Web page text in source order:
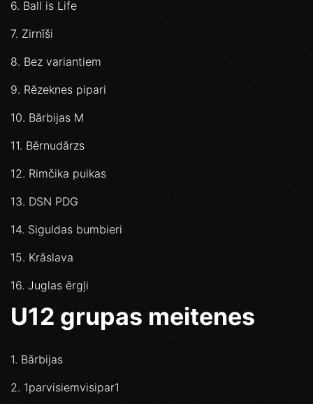
6. Ball is Life
7. Zirnīši
8. Bez variantiem
9. Rēzeknes pipari
10. Bārbijas M
11. Bērnudārzs
12. Rimčika puikas
13. DSN PDG
14. Siguldas bumbieri
15. Krāslava
16. Juglas ērgļi
U12 grupas meitenes
1. Bārbijas
2. 1parvisiemvisipar1